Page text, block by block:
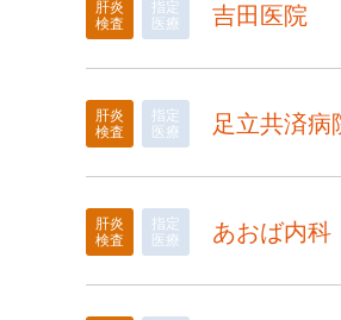
肝炎
検査
指定
医療
吉田医院
肝炎
検査
指定
医療
足立共済病
肝炎
検査
指定
医療
あおば内科